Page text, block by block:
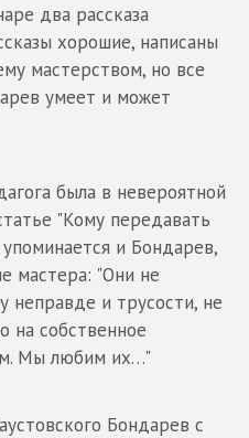
два рассказа
хорошие, написаны
мастерством, но все
умеет и может
была в невероятной
"Кому передавать
и Бондарев,
мастера: "Они не
неправде и трусости, не
на собственное
Мы любим их…"
Бондарев с